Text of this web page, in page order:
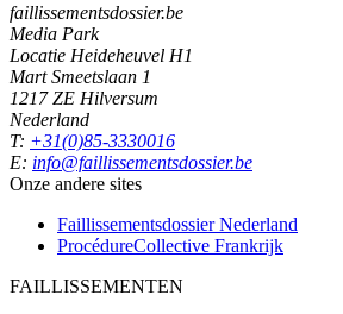
faillissementsdossier.be
Media Park
Locatie Heideheuvel H1
Mart Smeetslaan 1
1217 ZE Hilversum
Nederland
T: +31(0)85-3330016
E: info@faillissementsdossier.be
Onze andere sites
Faillissementsdossier Nederland
ProcédureCollective Frankrijk
FAILLISSEMENTEN